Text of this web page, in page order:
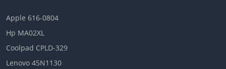
Apple 616-0804
Hp MA02XL
Coolpad CPLD-329
Lenovo 45N1130